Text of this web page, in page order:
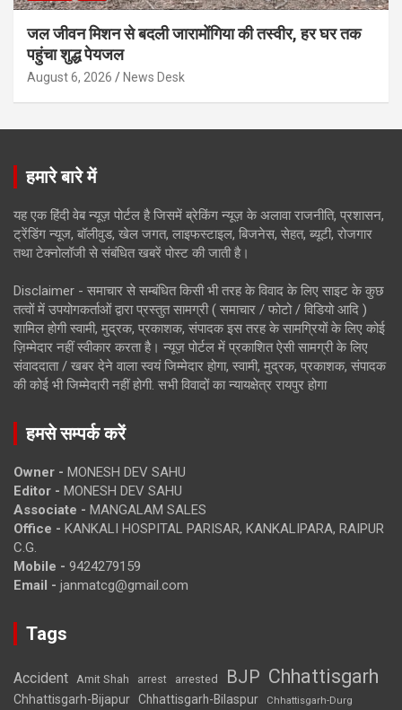
जल जीवन मिशन से बदली जारामोंगिया की तस्वीर, हर घर तक
पहुंचा शुद्ध पेयजल
August 6, 2026 News Desk
हमारे बारे में
यह एक हिंदी वेब न्यूज़ पोर्टल है जिसमें ब्रेकिंग न्यूज़ के अलावा राजनीति, प्रशासन,
ट्रेंडिंग न्यूज, बॉलीवुड, खेल जगत, लाइफस्टाइल, बिजनेस, सेहत, ब्यूटी, रोजगार
तथा टेक्नोलॉजी से संबंधित खबरें पोस्ट की जाती है।
Disclaimer - समाचार से सम्बंधित किसी भी तरह के विवाद के लिए साइट के कुछ
तत्वों में उपयोगकर्ताओं द्वारा प्रस्तुत सामग्री ( समाचार / फोटो / विडियो आदि )
शामिल होगी स्वामी, मुद्रक, प्रकाशक, संपादक इस तरह के सामग्रियों के लिए कोई
ज़िम्मेदार नहीं स्वीकार करता है। न्यूज़ पोर्टल में प्रकाशित ऐसी सामग्री के लिए
संवाददाता / खबर देने वाला स्वयं जिम्मेदार होगा, स्वामी, मुद्रक, प्रकाशक, संपादक
की कोई भी जिम्मेदारी नहीं होगी. सभी विवादों का न्यायक्षेत्र रायपुर होगा
हमसे सम्पर्क करें
Owner - MONESH DEV SAHU
Editor - MONESH DEV SAHU
Associate - MANGALAM SALES
Office - KANKALI HOSPITAL PARISAR, KANKALIPARA, RAIPUR
C.G.
Mobile - 9424279159
Email - janmatcg@gmail.com
Tags
Accident Amit Shah arrest arrested BJP Chhattisgarh
Chhattisgarh-Bijapur Chhattisgarh-Bilaspur Chhattisgarh-Durg